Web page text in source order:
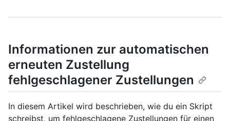
Informationen zur automatischen
erneuten Zustellung
fehlgeschlagener Zustellungen
In diesem Artikel wird beschrieben, wie du ein Skript
schreibst, um fehlgeschlagene Zustellungen für einen